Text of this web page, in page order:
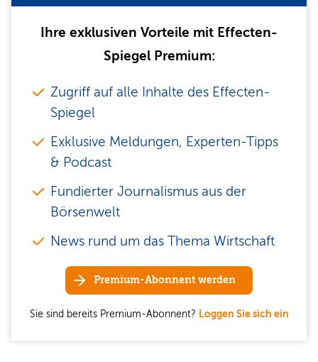
Ihre exklusiven Vorteile mit Effecten-
Spiegel Premium:
Zugriff auf alle Inhalte des Effecten-
Spiegel
Exklusive Meldungen, Experten-Tipps
& Podcast
Fundierter Journalismus aus der
Börsenwelt
News rund um das Thema Wirtschaft
Premium-Abonnent werden
Sie sind bereits Premium-Abonnent? Loggen Sie sich ein